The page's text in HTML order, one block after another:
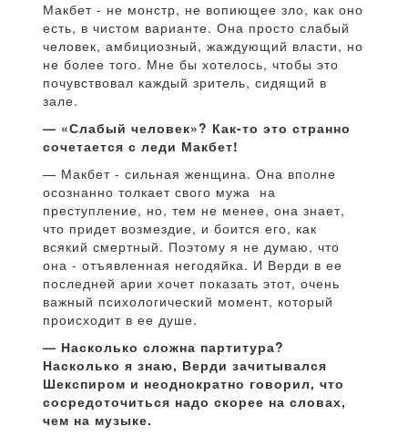
Макбет - не монстр, не вопиющее зло, как оно
есть, в чистом варианте. Она просто слабый
человек, амбициозный, жаждующий власти, но
не более того. Мне бы хотелось, чтобы это
почувствовал каждый зритель, сидящий в
зале.
— «Слабый человек»? Как-то это странно
сочетается с леди Макбет!
— Макбет - сильная женщина. Она вполне
осознанно толкает свого мужа на
преступление, но, тем не менее, она знает,
что придет возмездие, и боится его, как
всякий смертный. Поэтому я не думаю, что
она - отъявленная негодяйка. И Верди в ее
последней арии хочет показать этот, очень
важный психологический момент, который
происходит в ее душе.
— Насколько сложна партитура?
Насколько я знаю, Верди зачитывался
Шекспиром и неоднократно говорил, что
сосредоточиться надо скорее на словах,
чем на музыке.